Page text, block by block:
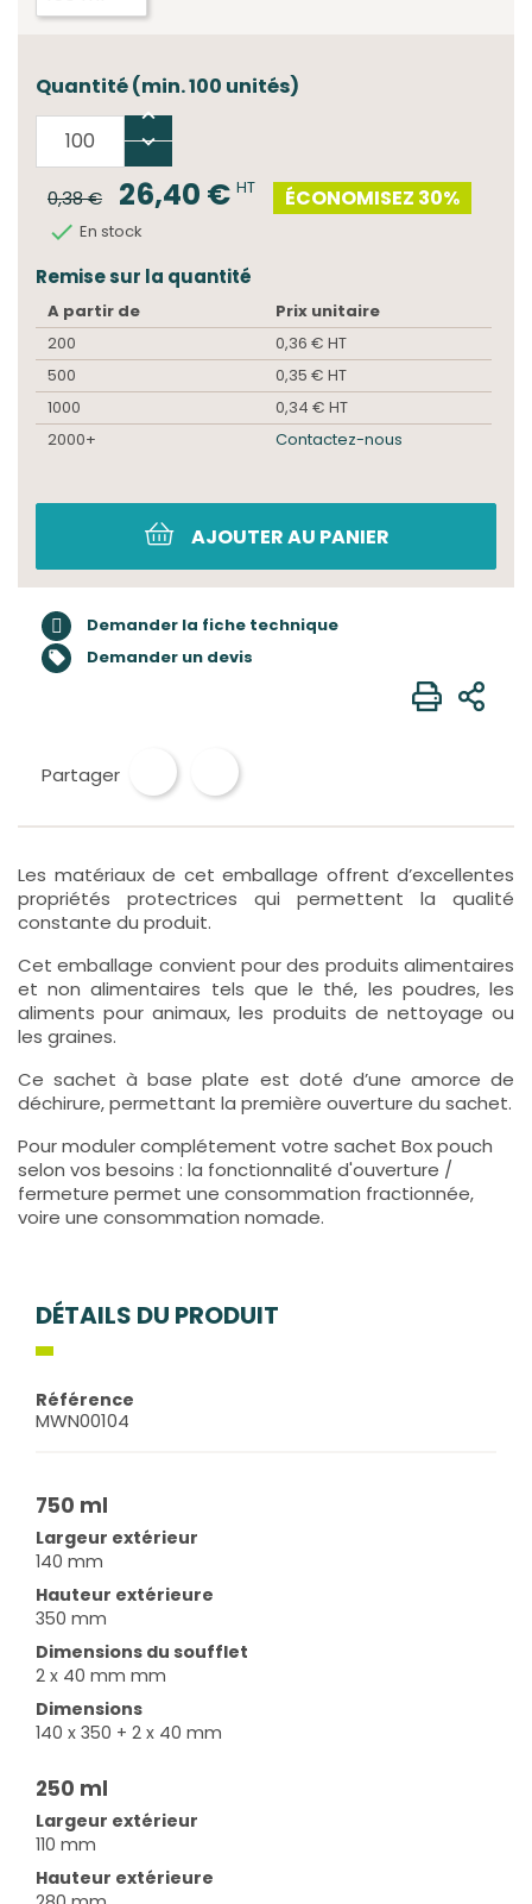
Quantité (min. 100 unités)
0,38 € 26,40 € HT ÉCONOMISEZ 30%
 En stock
Remise sur la quantité
A partir de
Prix unitaire
200
0,36 € HT
500
0,35 € HT
1000
0,34 € HT
2000+
Contactez-nous
AJOUTER AU PANIER
Demander la fiche technique
 Demander un devis
Partager
Les matériaux de cet emballage offrent d’excellentes
propriétés protectrices qui permettent la qualité
constante du produit.
Cet emballage convient pour des produits alimentaires
et non alimentaires tels que le thé, les poudres, les
aliments pour animaux, les produits de nettoyage ou
les graines.
Ce sachet à base plate est doté d’une amorce de
déchirure, permettant la première ouverture du sachet.
Pour moduler complétement votre sachet Box pouch
selon vos besoins : la fonctionnalité d'ouverture /
fermeture permet une consommation fractionnée,
voire une consommation nomade.
DÉTAILS DU PRODUIT
Référence
MWN00104
750 ml
Largeur extérieur
140 mm
Hauteur extérieure
350 mm
Dimensions du soufflet
2 x 40 mm mm
Dimensions
140 x 350 + 2 x 40 mm
250 ml
Largeur extérieur
110 mm
Hauteur extérieure